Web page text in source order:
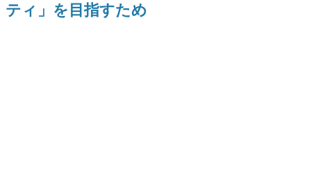
日本モバイルゲーム産業史
日本のモバイルゲーム史における主要なトピック・タイト
ティ」を目指すため